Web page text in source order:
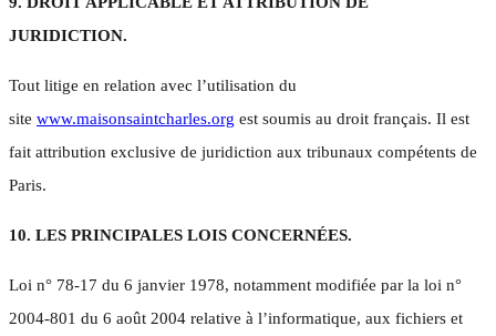
JURIDICTION.
Tout litige en relation avec l’utilisation du
site www.maisonsaintcharles.org est soumis au droit français. Il est
fait attribution exclusive de juridiction aux tribunaux compétents de
Paris.
10. LES PRINCIPALES LOIS CONCERNÉES.
Loi n° 78-17 du 6 janvier 1978, notamment modifiée par la loi n°
2004-801 du 6 août 2004 relative à l’informatique, aux fichiers et